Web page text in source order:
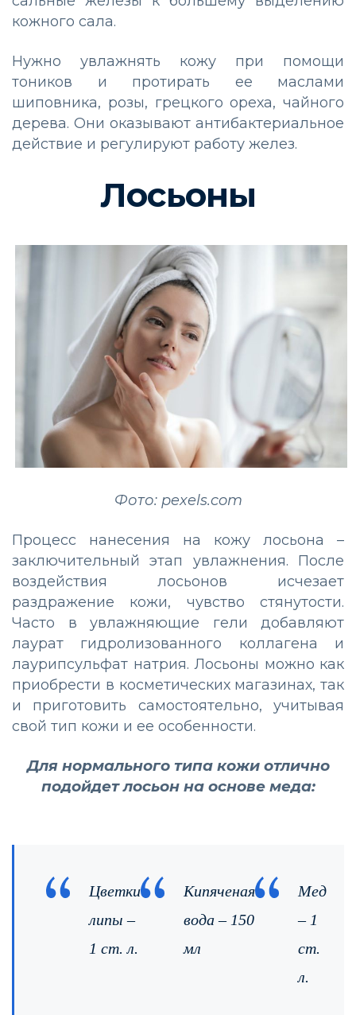
кожного сала.
Нужно увлажнять кожу при помощи
тоников и протирать ее маслами
шиповника, розы, грецкого ореха, чайного
дерева. Они оказывают антибактериальное
действие и регулируют работу желез.
Лосьоны
Фото: pexels.com
Процесс нанесения на кожу лосьона –
заключительный этап увлажнения. После
воздействия лосьонов исчезает
раздражение кожи, чувство стянутости.
Часто в увлажняющие гели добавляют
лаурат гидролизованного коллагена и
лаурипсульфат натрия. Лосьоны можно как
приобрести в косметических магазинах, так
и приготовить самостоятельно, учитывая
свой тип кожи и ее особенности.
Для нормального типа кожи отлично
подойдет лосьон на основе меда:
Цветки
липы –
1 ст. л.
Кипяченая
вода – 150
мл
Мед
– 1
ст.
л.